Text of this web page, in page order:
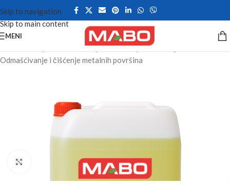
Skip to navigation
Skip to main content
MENI
Priprema metalnih površina za presvlačenje
Odmašćivanje i čišćenje metalnih površina
Kliknite da uvećate